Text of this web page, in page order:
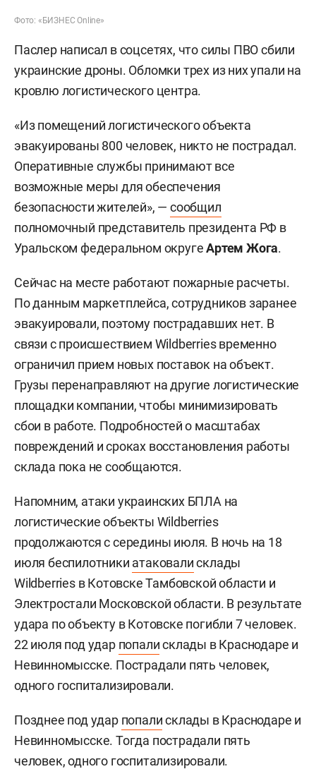
Фото: «БИЗНЕС Online»
Паслер написал в соцсетях, что силы ПВО сбили
украинские дроны. Обломки трех из них упали на
кровлю логистического центра.
«Из помещений логистического объекта
эвакуированы 800 человек, никто не пострадал.
Оперативные службы принимают все
возможные меры для обеспечения
безопасности жителей», —сообщил
полномочный представитель президента РФ в
Уральском федеральном округеАртем Жога.
Сейчас на месте работают пожарные расчеты.
По данным маркетплейса, сотрудников заранее
эвакуировали, поэтому пострадавших нет. В
связи с происшествием Wildberries временно
ограничил прием новых поставок на объект.
Грузы перенаправляют на другие логистические
площадки компании, чтобы минимизировать
сбои в работе. Подробностей о масштабах
повреждений и сроках восстановления работы
склада пока не сообщаются.
Напомним, атаки украинских БПЛА на
логистические объекты Wildberries
продолжаются с середины июля. В ночь на 18
июля беспилотники атаковалисклады
Wildberries в Котовске Тамбовской области и
Электростали Московской области. В результате
удара по объекту в Котовске погибли 7 человек.
22 июля под удар попалисклады в Краснодаре и
Невинномысске. Пострадали пять человек,
одного госпитализировали.
Позднее под удар попалисклады в Краснодаре и
Невинномысске. Тогда пострадали пять
человек, одного госпитализировали.